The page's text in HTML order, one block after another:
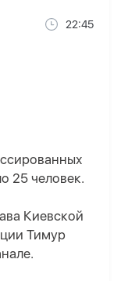
22:45
25 человек.
Киевской
Тимур